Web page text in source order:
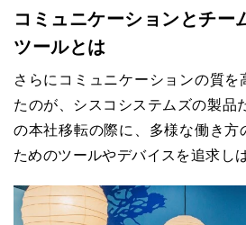
コミュニケーションとチー
ツールとは
さらにコミュニケーションの質
たのが、シスコシステムズの製品
の本社移転の際に、多様な働き方
ためのツールやデバイスを追求し